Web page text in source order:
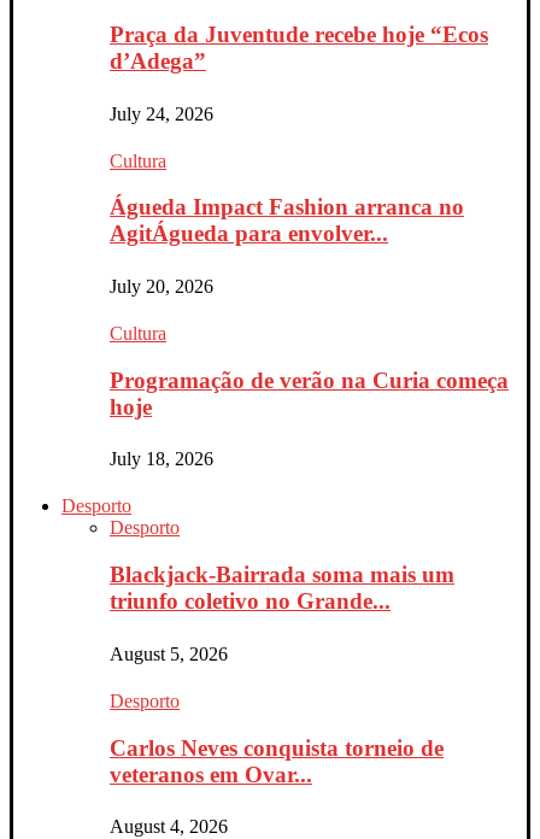
Praça da Juventude recebe hoje “Ecos
d’Adega”
July 24, 2026
Cultura
Águeda Impact Fashion arranca no
AgitÁgueda para envolver...
July 20, 2026
Cultura
Programação de verão na Curia começa
hoje
July 18, 2026
Desporto
Desporto
Blackjack-Bairrada soma mais um
triunfo coletivo no Grande...
August 5, 2026
Desporto
Carlos Neves conquista torneio de
veteranos em Ovar...
August 4, 2026